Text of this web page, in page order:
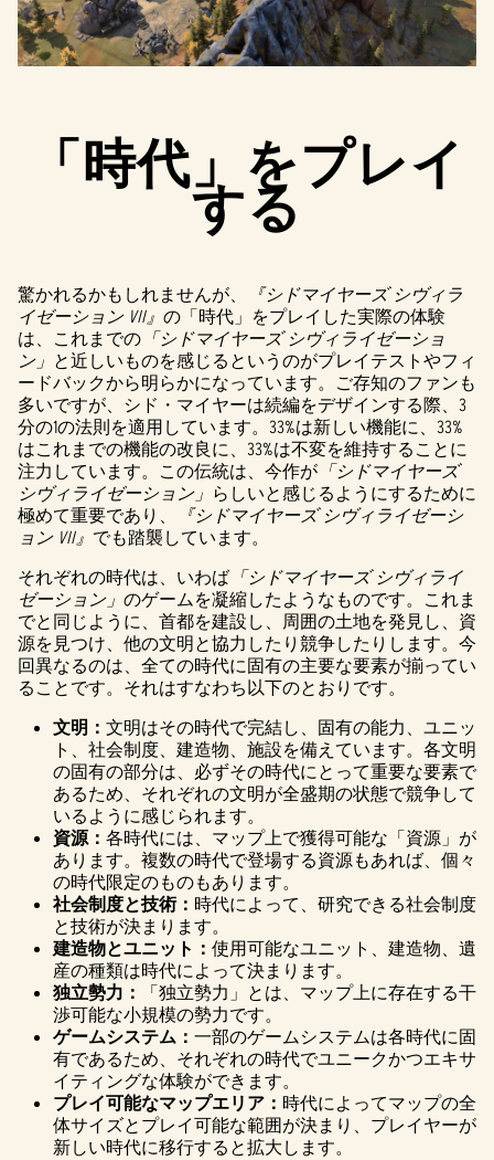
「時代」をプレイ
する
驚かれるかもしれませんが、
『シドマイヤーズ シヴィラ
イゼーション VII』 の「時代」をプレイした実際の体験
は、これまでの 「シドマイヤーズ シヴィライゼーショ
ン」 と近しいものを感じるというのがプレイテストやフィ
ードバックから明らかになっています。ご存知のファンも
多いですが、シド・マイヤーは続編をデザインする際、3
分の1の法則を適用しています。33%は新しい機能に、33%
はこれまでの機能の改良に、33%は不変を維持することに
注力しています。この伝統は、今作が 「シドマイヤーズ
シヴィライゼーション」 らしいと感じるようにするために
極めて重要であり、
『シドマイヤーズ シヴィライゼーシ
ョン VII』 でも踏襲しています。
それぞれの時代は、いわば 「シドマイヤーズ シヴィライ
ゼーション」 のゲームを凝縮したようなものです。これま
でと同じように、首都を建設し、周囲の土地を発見し、資
源を見つけ、他の文明と協力したり競争したりします。今
回異なるのは、全ての時代に固有の主要な要素が揃ってい
ることです。それはすなわち以下のとおりです。
文明： 文明はその時代で完結し、固有の能力、ユニッ
ト、社会制度、建造物、施設を備えています。各文明
の固有の部分は、必ずその時代にとって重要な要素で
あるため、それぞれの文明が全盛期の状態で競争して
いるように感じられます。
資源： 各時代には、マップ上で獲得可能な「資源」が
あります。複数の時代で登場する資源もあれば、個々
の時代限定のものもあります。
社会制度と技術： 時代によって、研究できる社会制度
と技術が決まります。
建造物とユニット： 使用可能なユニット、建造物、遺
産の種類は時代によって決まります。
独立勢力：
「独立勢力」とは、マップ上に存在する干
渉可能な小規模の勢力です。
ゲームシステム： 一部のゲームシステムは各時代に固
有であるため、それぞれの時代でユニークかつエキサ
イティングな体験ができます。
プレイ可能なマップエリア： 時代によってマップの全
体サイズとプレイ可能な範囲が決まり、プレイヤーが
新しい時代に移行すると拡大します。